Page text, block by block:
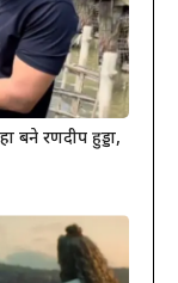
बने रणदीप हुड्डा,